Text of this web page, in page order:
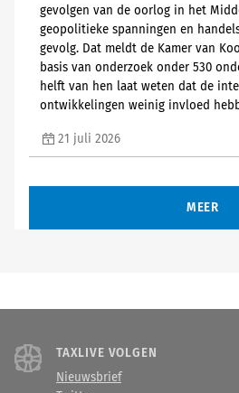
gevolgen van de oorlog in het
geopolitieke spanningen en
gevolg. Dat meldt de Kamer van
basis van onderzoek onder 530
helft van hen laat weten dat de
ontwikkelingen weinig invloed
21 juli 2026
MEER
TAXLIVE VOLGEN
Nieuwsbrief